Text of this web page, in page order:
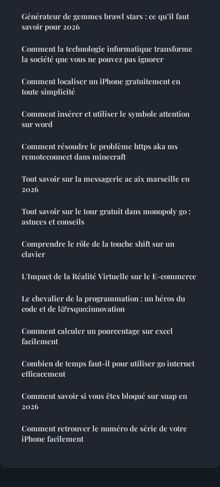
Générateur de gemmes brawl stars : ce qu’il faut
savoir pour 2026
Comment la technologie informatique transforme
la société que vous ne pouvez pas ignorer
Comment localiser un iPhone gratuitement en
toute simplicité
Comment insérer et utiliser le symbole attention
sur word
Comment résoudre le problème https aka ms
remoteconnect dans minecraft
Tout savoir sur la messagerie ac aix marseille en
2026
Tout savoir sur le tour gratuit dans monopoly go :
astuces et conseils
Comprendre le rôle de la touche shift sur un
clavier
L'Impact de la Réalité Virtuelle sur le E-commerce
Le chevalier de la programmation : un héros du
code et de l&rsquo;innovation
Comment calculer un pourcentage sur excel
facilement
Combien de temps faut-il pour utiliser go internet
efficacement
Comment savoir si vous êtes bloqué sur snap en
2026
Comment retrouver le numéro de série de votre
iPhone facilement